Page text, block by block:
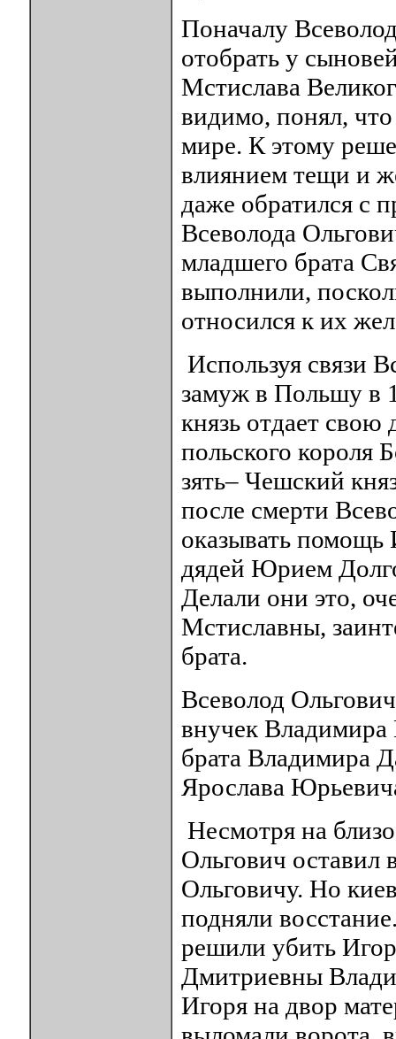
Поначалу
отобрать у
Мстислава
видимо, понял,
мире. К этому
влиянием тещи и
даже обратился с
Всеволода
младшего брата
выполнили,
относился к их
Используя связи
замуж в Польшу в
князь отдает свою
польского короля
зять– Чешский
после смерти
оказывать помощь
дядей Юрием
Делали они это,
Мстиславны,
брата.
Всеволод
внучек Владимира
брата Владимира
Ярослава
Несмотря на
Ольгович оставил
Ольговичу. Но
подняли
решили убить
Дмитриевны
Игоря на двор